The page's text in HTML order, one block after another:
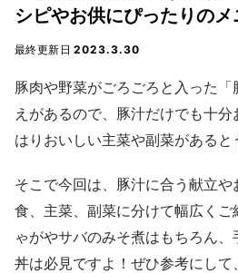
シピやお供にぴったりの
最終更新日2023.3.30
豚肉や野菜がごろごろと入った
えがあるので、豚汁だけでも十
はりおいしい主菜や副菜があると
そこで今回は、豚汁に合う献立
食、主菜、副菜に分けて幅広く
ゃがやサバのみそ煮はもちろん
丼は必見ですよ！ぜひ参考にし